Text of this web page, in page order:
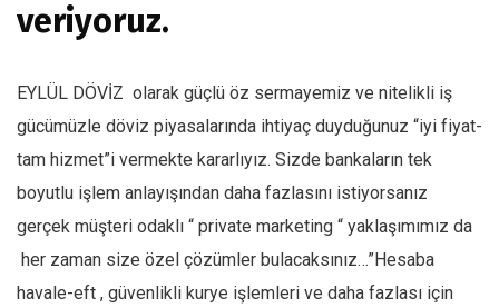
veriyoruz.
EYLÜL DÖVİZ olarak güçlü öz sermayemiz ve nitelikli iş
gücümüzle döviz piyasalarında ihtiyaç duyduğunuz “iyi fiyat-
tam hizmet”i vermekte kararlıyız. Sizde bankaların tek
boyutlu işlem anlayışından daha fazlasını istiyorsanız
gerçek müşteri odaklı “ private marketing “ yaklaşımımız da
her zaman size özel çözümler bulacaksınız…”Hesaba
havale-eft , güvenlikli kurye işlemleri ve daha fazlası için